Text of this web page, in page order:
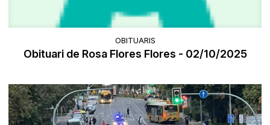
OBITUARIS
Obituari de Rosa Flores Flores - 02/10/2025